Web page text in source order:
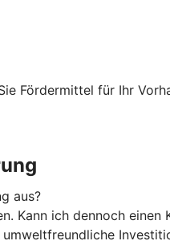
Fördermittel für Ihr
aus?
Kann ich dennoch einen